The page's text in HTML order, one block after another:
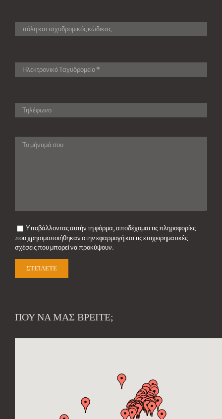
Υποβάλλοντας αυτήν τη φόρμα, αποδέχομαι τις πληροφορίες
που χρησιμοποιήθηκαν στην εφαρμογή και τις επιχειρηματικές
σχέσεις που μπορεί να προκύψουν.
ΠΟΥ ΝΑ ΜΑΣ ΒΡΕΊΤΕ;